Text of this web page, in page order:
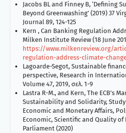
Jacobs BL and Finney B, ‘Defining
Beyond Greenwashing’ (2019) 37
Journal 89, 124-125
Kern , Can Banking Regulation
Milken Institute Review (18 June
https://www.milkenreview.org/
regulation-address-climate-
Lagoarde-Segot, Sustainable
perspective, Research in
Volume 47, 2019, σελ. 1-9
Lastra R-M., and Kern, The ECB’s
Sustainability and Solidarity,
Economic and Monetary Affairs,
Economic, Scientific and Quality of
Parliament (2020)